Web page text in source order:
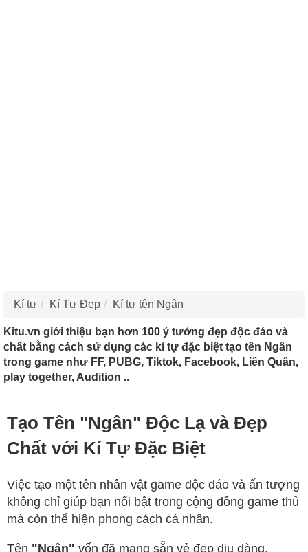
Kí tự Kí Tự Đẹp Kí tự tên Ngân
Kitu.vn giới thiệu bạn hơn 100 ý tưởng đẹp độc đáo và
chất bằng cách sử dụng các kí tự đặc biệt tạo tên Ngân
trong game như FF, PUBG, Tiktok, Facebook, Liên Quân,
play together, Audition ..
Tạo Tên "Ngân" Độc Lạ và Đẹp
Chất với Kí Tự Đặc Biệt
Việc tạo một tên nhân vật game độc đáo và ấn tượng
không chỉ giúp bạn nổi bật trong cộng đồng game thủ
mà còn thể hiện phong cách cá nhân.
Tên "Ngân" vốn đã mang sẵn vẻ đẹp dịu dàng,